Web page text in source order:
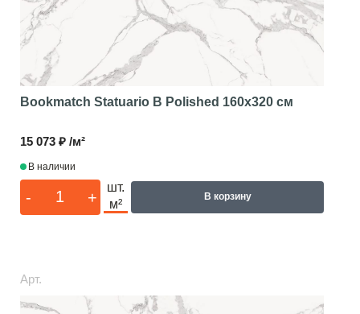
Bookmatch Statuario B Polished 160x320 см
15 073 ₽ /м²
В наличии
- +
шт.
м²
В корзину
Арт.